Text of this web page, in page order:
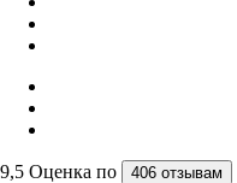
9,5 Оценка по 406 отзывам